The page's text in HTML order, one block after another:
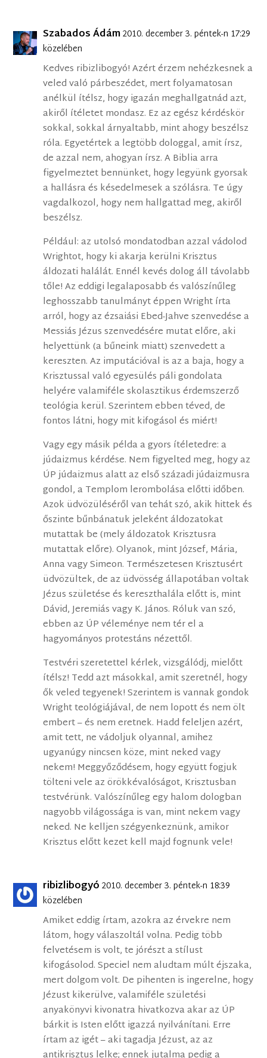
Szabados Ádám2010. december 3. péntek-n 17:29
közelében
Kedves ribizlibogyó! Azért érzem nehézkesnek a
veled való párbeszédet, mert folyamatosan
anélkül ítélsz, hogy igazán meghallgatnád azt,
akiről ítéletet mondasz. Ez az egész kérdéskör
sokkal, sokkal árnyaltabb, mint ahogy beszélsz
róla. Egyetértek a legtöbb dologgal, amit írsz,
de azzal nem, ahogyan írsz. A Biblia arra
figyelmeztet bennünket, hogy legyünk gyorsak
a hallásra és késedelmesek a szólásra. Te úgy
vagdalkozol, hogy nem hallgattad meg, akiről
beszélsz.
Például: az utolsó mondatodban azzal vádolod
Wrightot, hogy ki akarja kerülni Krisztus
áldozati halálát. Ennél kevés dolog áll távolabb
tőle! Az eddigi legalaposabb és valószínűleg
leghosszabb tanulmányt éppen Wright írta
arról, hogy az ézsaiási Ebed-Jahve szenvedése a
Messiás Jézus szenvedésére mutat előre, aki
helyettünk (a bűneink miatt) szenvedett a
kereszten. Az imputációval is az a baja, hogy a
Krisztussal való egyesülés páli gondolata
helyére valamiféle skolasztikus érdemszerző
teológia kerül. Szerintem ebben téved, de
fontos látni, hogy mit kifogásol és miért!
Vagy egy másik példa a gyors ítéletedre: a
júdaizmus kérdése. Nem figyelted meg, hogy az
ÚP júdaizmus alatt az első századi júdaizmusra
gondol, a Templom lerombolása előtti időben.
Azok üdvözüléséről van tehát szó, akik hittek és
őszinte bűnbánatuk jeleként áldozatokat
mutattak be (mely áldozatok Krisztusra
mutattak előre). Olyanok, mint József, Mária,
Anna vagy Simeon. Természetesen Krisztusért
üdvözültek, de az üdvösség állapotában voltak
Jézus születése és kereszthalála előtt is, mint
Dávid, Jeremiás vagy K. János. Róluk van szó,
ebben az ÚP véleménye nem tér el a
hagyományos protestáns nézettől.
Testvéri szeretettel kérlek, vizsgálódj, mielőtt
ítélsz! Tedd azt másokkal, amit szeretnél, hogy
ők veled tegyenek! Szerintem is vannak gondok
Wright teológiájával, de nem lopott és nem ölt
embert – és nem eretnek. Hadd feleljen azért,
amit tett, ne vádoljuk olyannal, amihez
ugyanúgy nincsen köze, mint neked vagy
nekem! Meggyőződésem, hogy együtt fogjuk
tölteni vele az örökkévalóságot, Krisztusban
testvérünk. Valószínűleg egy halom dologban
nagyobb világossága is van, mint nekem vagy
neked. Ne kelljen szégyenkeznünk, amikor
Krisztus előtt kezet kell majd fognunk vele!
ribizlibogyó 2010. december 3. péntek-n 18:39
közelében
Amiket eddig írtam, azokra az érvekre nem
látom, hogy válaszoltál volna. Pedig több
felvetésem is volt, te jórészt a stílust
kifogásolod. Speciel nem aludtam múlt éjszaka,
mert dolgom volt. De pihenten is ingerelne, hogy
Jézust kikerülve, valamiféle születési
anyakönyvi kivonatra hivatkozva akar az ÚP
bárkit is Isten előtt igazzá nyilvánítani. Erre
írtam az igét – aki tagadja Jézust, az az